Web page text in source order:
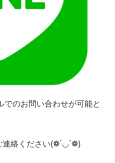
でのお問い合わせが可能と
連絡ください(❁´◡`❁)